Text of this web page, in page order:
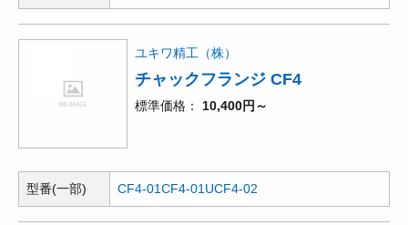
ユキワ精工（株）
チャックフランジ CF4
標準価格 10,400円～
型番(一部) CF4-01CF4-01UCF4-02